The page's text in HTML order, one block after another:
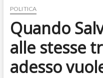
POLITICA
Quando
alle stesse
adesso